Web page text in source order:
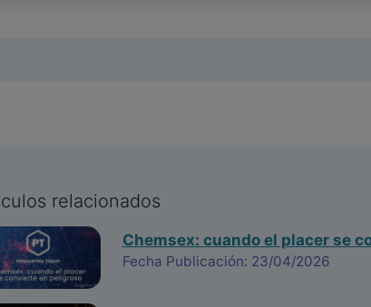
relacionados
Chemsex: cuando el placer se
Fecha Publicación: 23/04/2026